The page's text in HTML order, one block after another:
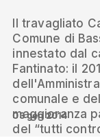
Il travagliato
Comune di
innestato dal
Fantinato: il
comunale e
maggioranza
del “tutti
03 gen 2014